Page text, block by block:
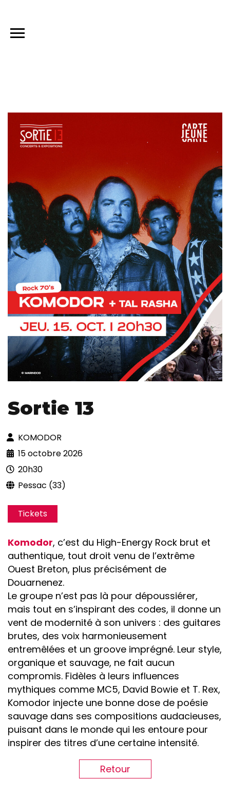
Sortie 13
KOMODOR
15 octobre 2026
20h30
Pessac (33)
Tickets
Komodor, c’est du High-Energy Rock brut et
authentique, tout droit venu de l’extrême
Ouest Breton, plus précisément de
Douarnenez.
Le groupe n’est pas là pour dépoussiérer,
mais tout en s’inspirant des codes, il donne un
vent de modernité à son univers : des guitares
brutes, des voix harmonieusement
entremêlées et un groove imprégné. Leur style,
organique et sauvage, ne fait aucun
compromis. Fidèles à leurs influences
mythiques comme MC5, David Bowie et T. Rex,
Komodor injecte une bonne dose de poésie
sauvage dans ses compositions audacieuses,
puisant dans le monde qui les entoure pour
inspirer des titres d’une certaine intensité.
Retour